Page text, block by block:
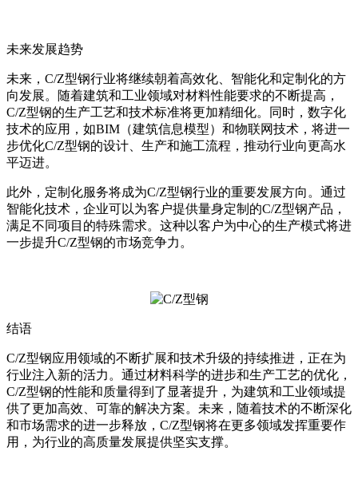
未来发展趋势
未来，C/Z型钢行业将继续朝着高效化、智能化和定制化的方
向发展。随着建筑和工业领域对材料性能要求的不断提高，
C/Z型钢的生产工艺和技术标准将更加精细化。同时，数字化
技术的应用，如BIM（建筑信息模型）和物联网技术，将进一
步优化C/Z型钢的设计、生产和施工流程，推动行业向更高水
平迈进。
此外，定制化服务将成为C/Z型钢行业的重要发展方向。通过
智能化技术，企业可以为客户提供量身定制的C/Z型钢产品，
满足不同项目的特殊需求。这种以客户为中心的生产模式将进
一步提升C/Z型钢的市场竞争力。
结语
C/Z型钢应用领域的不断扩展和技术升级的持续推进，正在为
行业注入新的活力。通过材料科学的进步和生产工艺的优化，
C/Z型钢的性能和质量得到了显著提升，为建筑和工业领域提
供了更加高效、可靠的解决方案。未来，随着技术的不断深化
和市场需求的进一步释放，C/Z型钢将在更多领域发挥重要作
用，为行业的高质量发展提供坚实支撑。